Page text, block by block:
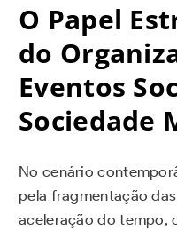
O Papel
do
Eventos
Sociedade
No cenário
pela fragmentação
aceleração do tempo,